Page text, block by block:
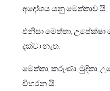
අදෝශය යනු මෙත්තාව යි.
එනිසා මෙත්තා,
දක්වා නැත.
මෙත්තා, කරුණා, මුදිතා,
විහරන යි.